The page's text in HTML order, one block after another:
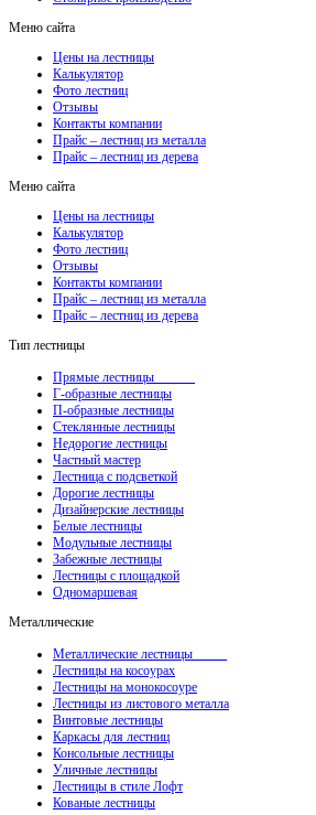
Меню сайта
Цены на лестницы
Калькулятор
Фото лестниц
Отзывы
Контакты компании
Прайс – лестниц из металла
Прайс – лестниц из дерева
Меню сайта
Цены на лестницы
Калькулятор
Фото лестниц
Отзывы
Контакты компании
Прайс – лестниц из металла
Прайс – лестниц из дерева
Тип лестницы
Прямые лестницы
Г-образные лестницы
П-образные лестницы
Стеклянные лестницы
Недорогие лестницы
Частный мастер
Лестница с подсветкой
Дорогие лестницы
Дизайнерские лестницы
Белые лестницы
Модульные лестницы
Забежные лестницы
Лестницы с площадкой
Одномаршевая
Металлические
Металлические лестницы
Лестницы на косоурах
Лестницы на монокосоуре
Лестницы из листового металла
Винтовые лестницы
Каркасы для лестниц
Консольные лестницы
Уличные лестницы
Лестницы в стиле Лофт
Кованые лестницы